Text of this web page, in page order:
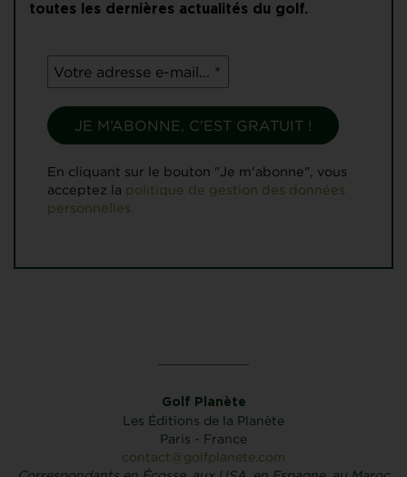
toutes les dernières actualités du golf.
En cliquant sur le bouton "Je m'abonne", vous
acceptez la politique de gestion des données
personnelles.
Golf Planète
Les Éditions de la Planète
Paris - France
contact@golfplanete.com